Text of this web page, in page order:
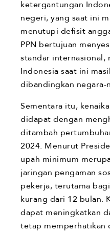
ketergantungan
negeri, yang saat ini
menutupi defisit
PPN bertujuan
standar internasional,
Indonesia saat ini
dibandingkan negara-
Sementara itu,
didapat dengan
ditambah
2024. Menurut
upah minimum
jaringan pengaman
pekerja, terutama
kurang dari 12 bulan.
dapat meningkatkan
tetap memperhatikan